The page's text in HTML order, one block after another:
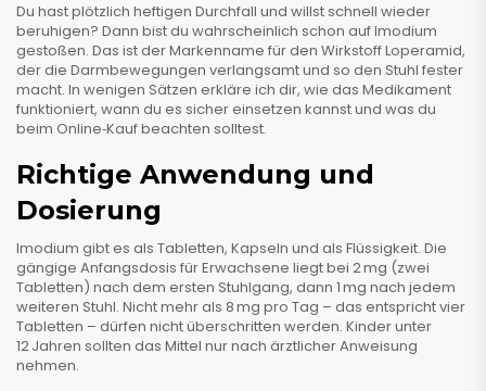
Du hast plötzlich heftigen Durchfall und willst schnell wieder
beruhigen? Dann bist du wahrscheinlich schon auf Imodium
gestoßen. Das ist der Markenname für den Wirkstoff Loperamid,
der die Darmbewegungen verlangsamt und so den Stuhl fester
macht. In wenigen Sätzen erkläre ich dir, wie das Medikament
funktioniert, wann du es sicher einsetzen kannst und was du
beim Online‑Kauf beachten solltest.
Richtige Anwendung und
Dosierung
Imodium gibt es als Tabletten, Kapseln und als Flüssigkeit. Die
gängige Anfangsdosis für Erwachsene liegt bei 2 mg (zwei
Tabletten) nach dem ersten Stuhlgang, dann 1 mg nach jedem
weiteren Stuhl. Nicht mehr als 8 mg pro Tag – das entspricht vier
Tabletten – dürfen nicht überschritten werden. Kinder unter
12 Jahren sollten das Mittel nur nach ärztlicher Anweisung
nehmen.